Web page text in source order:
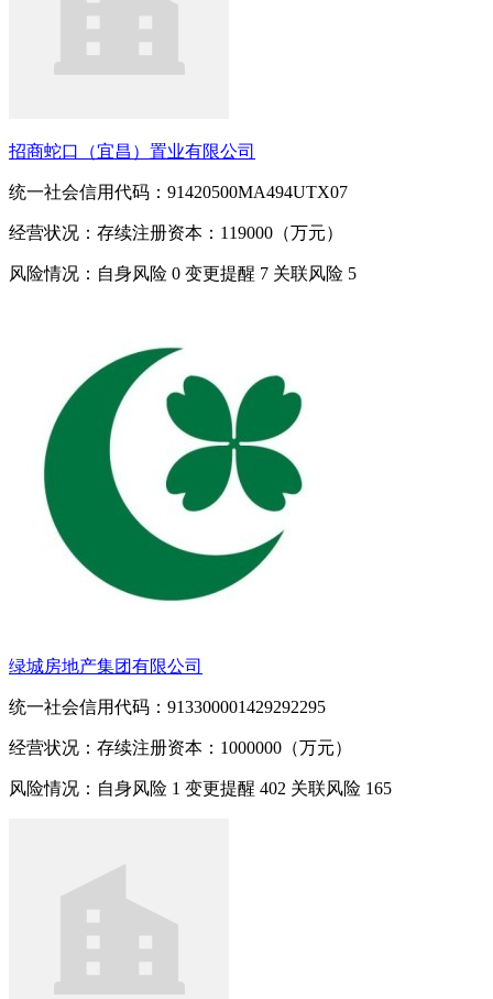
招商蛇口（宜昌）置业有限公司
统一社会信用代码：91420500MA494UTX07
经营状况：存续注册资本：119000（万元）
风险情况：自身风险 0 变更提醒 7 关联风险 5
绿城房地产集团有限公司
统一社会信用代码：913300001429292295
经营状况：存续注册资本：1000000（万元）
风险情况：自身风险 1 变更提醒 402 关联风险 165